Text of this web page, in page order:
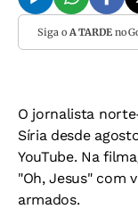
Siga o A TARDEno
O jornalista
Síria desde
YouTube. Na
"Oh, Jesus" com
armados.